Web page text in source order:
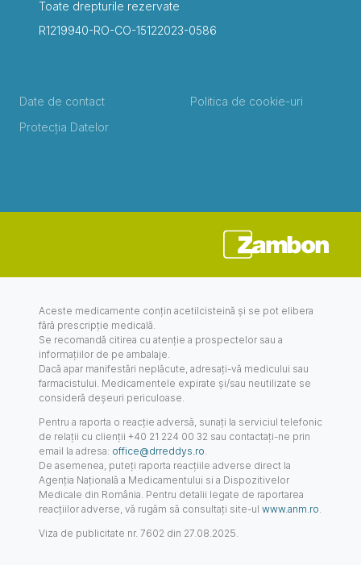
Toate drepturile rezervate
R1219940-RO-CO-15122023-0586
Date de contact
Protecția Datelor
Politica de cookie-uri
Aceste medicamente conțin acetilcisteină și se pot elibera
fără prescripție medicală.
Se recomandă citirea cu atenție a prospectelor sau a
informațiilor de pe ambalaje.
Dacă apar manifestări neplăcute, adresați-vă medicului sau
farmacistului. Medicamentele expirate și/sau neutilizate se
consideră deșeuri periculoase.
Pentru a raporta o reacție adversă, sunaţi la serviciul telefonic
de relaţii cu clienţii +40 21 224 00 32 sau contactați-ne prin
email la adresa: office@drreddys.ro
De asemenea, puteți raporta reacțiile adverse direct la
Agenția Națională a Medicamentului si a Dispozitivelor
Medicale din România. Pentru detalii legate de raportarea
reacțiilor adverse, vă rugăm să consultați site-ul www.anm.ro
Viza de publicitate nr. 7602 din 27.08.2025.